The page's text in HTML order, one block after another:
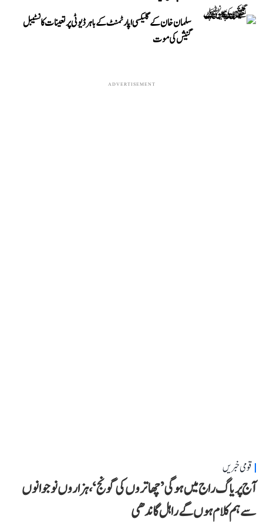
سلمان خان کے گلیکسی اپارٹمنٹ کے باہر ڈیوٹی پر تعینات کانسٹیبل
گنیش کی موت
ADVERTISEMENT
قومی خبریں
آج پریاگ راج میں ہوگی ’چھاتروں کی گونج‘، ہزاروں نوجوانوں
سے ہم کلام ہوں گے راہل گاندھی